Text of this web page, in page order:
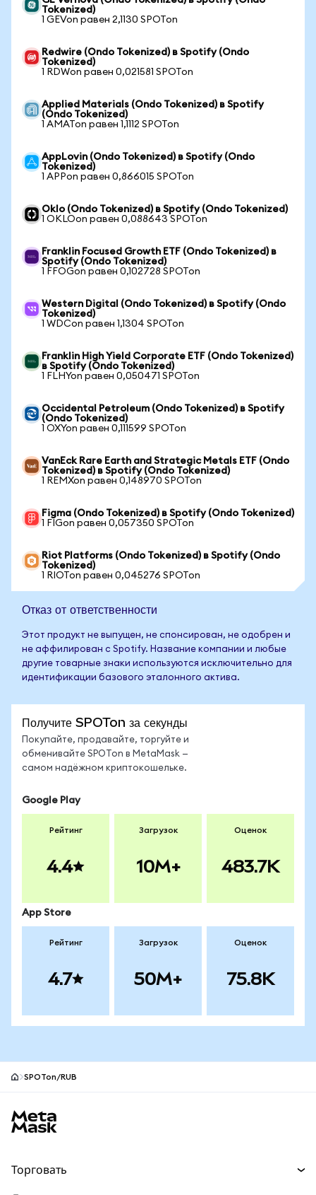
Tokenized)
1 GEVon равен 2,1130 SPOTon
Redwire (Ondo Tokenized) в Spotify (Ondo
Tokenized)
1 RDWon равен 0,021581 SPOTon
Applied Materials (Ondo Tokenized) в Spotify
(Ondo Tokenized)
1 AMATon равен 1,1112 SPOTon
AppLovin (Ondo Tokenized) в Spotify (Ondo
Tokenized)
1 APPon равен 0,866015 SPOTon
Oklo (Ondo Tokenized) в Spotify (Ondo Tokenized)
1 OKLOon равен 0,088643 SPOTon
Franklin Focused Growth ETF (Ondo Tokenized) в
Spotify (Ondo Tokenized)
1 FFOGon равен 0,102728 SPOTon
Western Digital (Ondo Tokenized) в Spotify (Ondo
Tokenized)
1 WDCon равен 1,1304 SPOTon
Franklin High Yield Corporate ETF (Ondo Tokenized)
в Spotify (Ondo Tokenized)
1 FLHYon равен 0,050471 SPOTon
Occidental Petroleum (Ondo Tokenized) в Spotify
(Ondo Tokenized)
1 OXYon равен 0,111599 SPOTon
VanEck Rare Earth and Strategic Metals ETF (Ondo
Tokenized) в Spotify (Ondo Tokenized)
1 REMXon равен 0,148970 SPOTon
Figma (Ondo Tokenized) в Spotify (Ondo Tokenized)
1 FIGon равен 0,057350 SPOTon
Riot Platforms (Ondo Tokenized) в Spotify (Ondo
Tokenized)
1 RIOTon равен 0,045276 SPOTon
Отказ от ответственности
Этот продукт не выпущен, не спонсирован, не одобрен и
не аффилирован с Spotify. Название компании и любые
другие товарные знаки используются исключительно для
идентификации базового эталонного актива.
Получите SPOTon за секунды
Покупайте, продавайте, торгуйте и
обменивайте SPOTon в MetaMask —
самом надёжном криптокошельке.
Google Play
Рейтинг
4.4
Загрузок
10M+
Оценок
483.7K
App Store
Рейтинг
4.7
Загрузок
50M+
Оценок
75.8K
SPOTon/RUB
Торговать